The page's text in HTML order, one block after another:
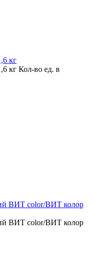
кг
кг Кол-во ед. в
ВИТ color/ВИТ колор
ВИТ color/ВИТ колор